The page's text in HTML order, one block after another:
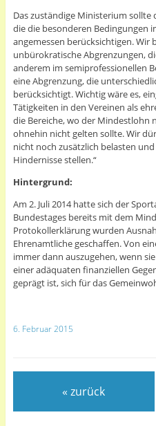
Das zuständige Ministerium sollte
die die besonderen Bedingungen
angemessen berücksichtigen. Wir
unbürokratische Abgrenzungen,
anderem im semiprofessionellen
eine Abgrenzung, die
berücksichtigt. Wichtig wäre es,
Tätigkeiten in den Vereinen als
die Bereiche, wo der Mindestlohn
ohnehin nicht gelten sollte. Wir
nicht noch zusätzlich belasten
Hindernisse stellen.“
Hintergrund:
Am 2. Juli 2014 hatte sich der
Bundestages bereits mit dem
Protokollerklärung wurden
Ehrenamtliche geschaffen. Von
immer dann auszugehen, wenn
einer adäquaten finanziellen
geprägt ist, sich für das
6. Februar 2015
« zurück